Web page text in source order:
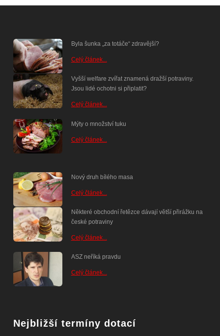
Byla šunka „za totáče“ zdravější?
Celý článek...
Vyšší welfare zvířat znamená dražší potraviny.
Jsou lidé ochotni si připlatit?
Celý článek...
Mýty o množství tuku
Celý článek...
Nový druh bílého masa
Celý článek...
Některé obchodní řetězce dávají větší přirážku na
české potraviny
Celý článek...
ASZ neříká pravdu
Celý článek...
Nejbližší termíny dotací